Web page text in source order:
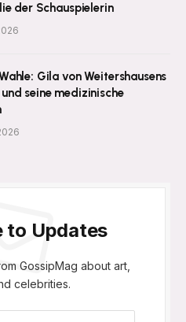
der Schauspielerin
Gila von Weitershausens
und seine medizinische
to Updates
GossipMag about art,
celebrities.